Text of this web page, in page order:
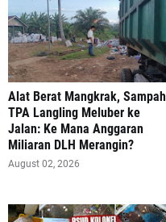
Alat Berat Mangkrak, Sampah
TPA Langling Meluber ke
Jalan: Ke Mana Anggaran
Miliaran DLH Merangin?
August 02, 2026